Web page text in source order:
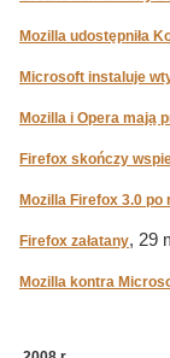
Mozilla udostępniła
Microsoft instaluje
Mozilla i Opera mają
Firefox skończy
Mozilla Firefox 3.0
Firefox załatany, 29
Mozilla kontra